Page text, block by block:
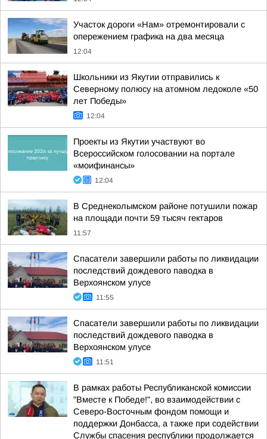
Участок дороги «Нам» отремонтировали с
опережением графика на два месяца
12:04
Школьники из Якутии отправились к
Северному полюсу на атомном ледоколе «50
лет Победы»
12:04
Проекты из Якутии участвуют во
Всероссийском голосовании на портале
«моифинансы»
12:04
В Среднеколымском районе потушили пожар
на площади почти 59 тысяч гектаров
11:57
Спасатели завершили работы по ликвидации
последствий дождевого паводка в
Верхоянском улусе
11:55
Спасатели завершили работы по ликвидации
последствий дождевого паводка в
Верхоянском улусе
11:51
В рамках работы Республиканской комиссии
"Вместе к Победе!", во взаимодействии с
Северо-Восточным фондом помощи и
поддержки Донбасса, а также при содействии
Службы спасения республики продолжается